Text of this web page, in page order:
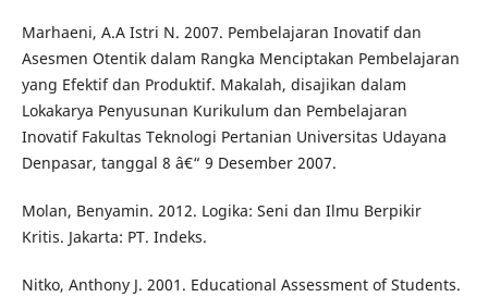
Marhaeni, A.A Istri N. 2007. Pembelajaran Inovatif dan
Asesmen Otentik dalam Rangka Menciptakan Pembelajaran
yang Efektif dan Produktif. Makalah, disajikan dalam
Lokakarya Penyusunan Kurikulum dan Pembelajaran
Inovatif Fakultas Teknologi Pertanian Universitas Udayana
Denpasar, tanggal 8 â€“ 9 Desember 2007.
Molan, Benyamin. 2012. Logika: Seni dan Ilmu Berpikir
Kritis. Jakarta: PT. Indeks.
Nitko, Anthony J. 2001. Educational Assessment of Students.